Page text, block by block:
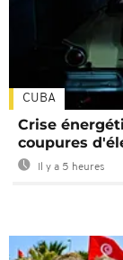
CUBA
Crise
coupures
Il y a 5 heures